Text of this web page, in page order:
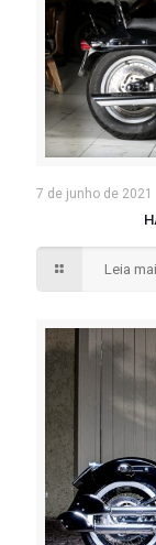
7 de junho de 2021
Leia